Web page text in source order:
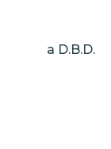
a D.B.D.